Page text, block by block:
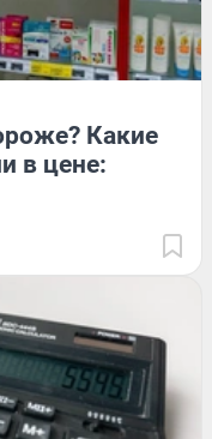
Какие
в цене: